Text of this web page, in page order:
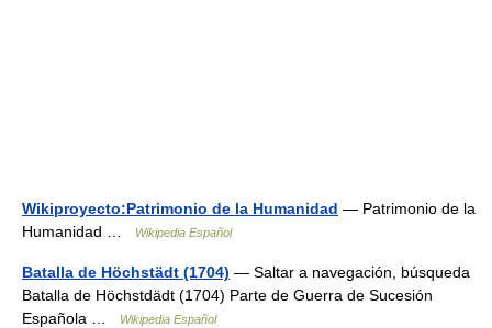
Wikiproyecto:Patrimonio de la Humanidad — Patrimonio de la
Humanidad …
Wikipedia Español
Batalla de Höchstädt (1704) — Saltar a navegación, búsqueda
Batalla de Höchstdädt (1704) Parte de Guerra de Sucesión
Española …
Wikipedia Español